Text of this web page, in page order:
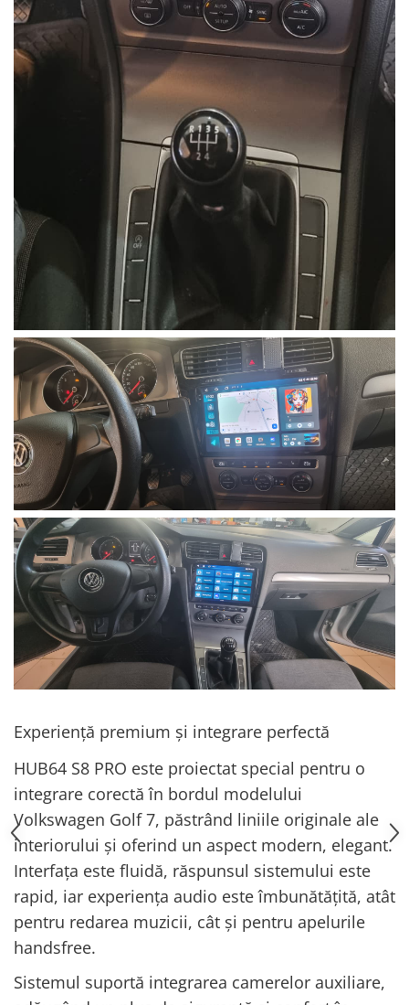
Experiență premium și integrare perfectă
HUB64 S8 PRO este proiectat special pentru o
integrare corectă în bordul modelului
Volkswagen Golf 7, păstrând liniile originale ale
interiorului și oferind un aspect modern, elegant.
Interfața este fluidă, răspunsul sistemului este
rapid, iar experiența audio este îmbunătățită, atât
pentru redarea muzicii, cât și pentru apelurile
handsfree.
Sistemul suportă integrarea camerelor auxiliare,